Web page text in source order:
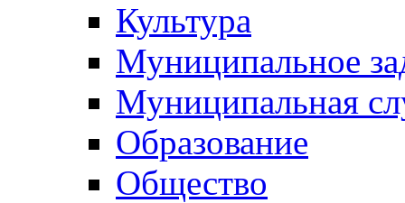
Культура
Муниципальное
Муниципальная
Образование
Общество